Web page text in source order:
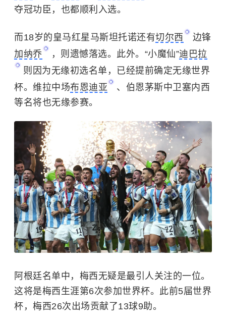
夺冠功臣，也都顺利入选。
而18岁的皇马红星马斯坦托诺还有切尔西
边锋
加纳乔
，则遗憾落选。此外。“小魔仙”迪巴拉
则因为无缘初选名单，已经提前确定无缘世界
杯。维拉中场布恩迪亚
、伯恩茅斯中卫塞内西
等名将也无缘参赛。
阿根廷名单中，梅西无疑是最引人关注的一位。
这将是梅西生涯第6次参加世界杯。此前5届世界
杯，梅西26次出场贡献了13球9助。